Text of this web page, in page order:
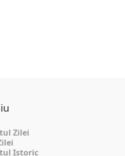
Zilei
Istoric